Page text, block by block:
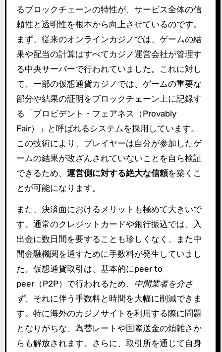
るブロックチェーンの特性が、サービス全体の信
頼性と透明性を根本から向上させているのです。
まず、従来のオンラインカジノでは、ゲームの結
果や配当の計算はすべてカジノ運営会社が管理す
る中央サーバーで行われていました。これに対し
て、一部の仮想通貨カジノでは、ゲームの重要な
部分や結果の証明をブロックチェーン上に記録す
る「プロビデント・フェアネス（Provably
Fair）」と呼ばれるシステムを採用しています。
この技術により、プレイヤーは自分が参加したゲ
ームの結果が改ざんされていないことを自ら検証
できるため、 運営側に対する絶大な信頼を築くこ
とが可能になります。
また、決済面におけるメリットも極めて大きいで
す。通常のクレジットカードや銀行振込では、入
出金に数日間を要することも珍しくなく、また中
間金融機関を通すために手数料が発生していまし
た。仮想通貨取引は、基本的にpeer to
peer（P2P）で行われるため、
中間業者を介さ
ず、それに伴う手数料と時間を大幅に削減できま
す。特に海外のカジノサイトを利用する際に問題
となりがちな、為替レートや国際送金の煩雑さか
らも解放されます。さらに、取引所を通じて自身